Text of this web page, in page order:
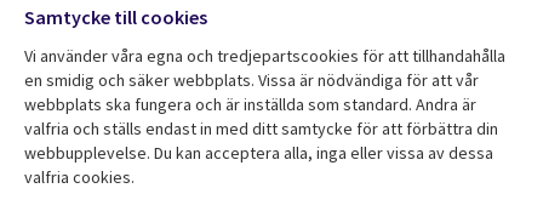
Följ oss
Social
Media
SWEDEN
Samtycke till cookies
Vi använder våra egna och tredjepartscookies för att tillhandahålla
en smidig och säker webbplats. Vissa är nödvändiga för att vår
webbplats ska fungera och är inställda som standard. Andra är
valfria och ställs endast in med ditt samtycke för att förbättra din
webbupplevelse. Du kan acceptera alla, inga eller vissa av dessa
valfria cookies.